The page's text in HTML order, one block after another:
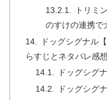
トリミ
のすけの連携で
ドッグシグナル
らすじとネタバレ感想
ドッグシグ
ドッグシグ